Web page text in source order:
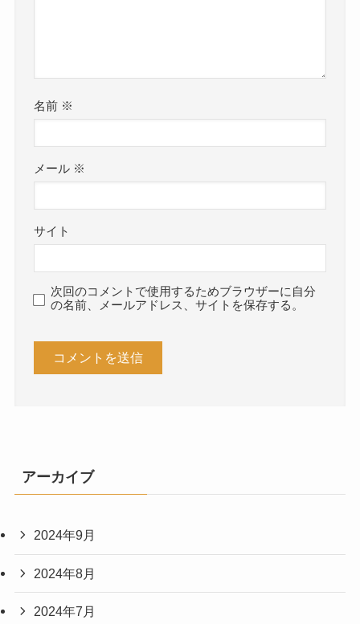
名前 ※
メール ※
サイト
次回のコメントで使用するためブラウザーに自分
の名前、メールアドレス、サイトを保存する。
アーカイブ
2024年9月
2024年8月
2024年7月